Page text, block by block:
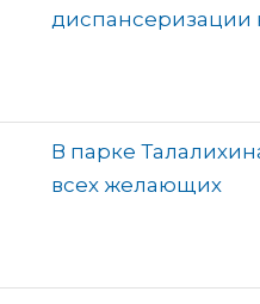
диспансеризации
В парке
всех желающих